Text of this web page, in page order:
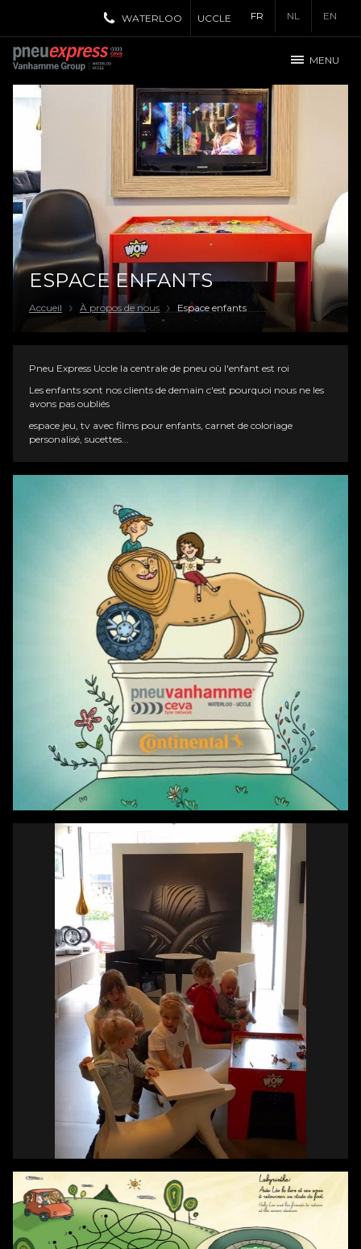
FR NL EN
WATERLOO UCCLE
MENU
ESPACE ENFANTS
Accueil À propos de nous Espace enfants
Pneu Express Uccle la centrale de pneu où l'enfant est roi
Les enfants sont nos clients de demain c'est pourquoi nous ne les
avons pas oubliés
espace jeu, tv avec films pour enfants, carnet de coloriage
personalisé, sucettes...